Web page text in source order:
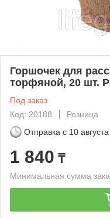
Горшочек для
торфяной, 20 шт.
Под заказ
Код: 20188
Розница
Отправка с 10
1 840 ₸
Минимальная сумма